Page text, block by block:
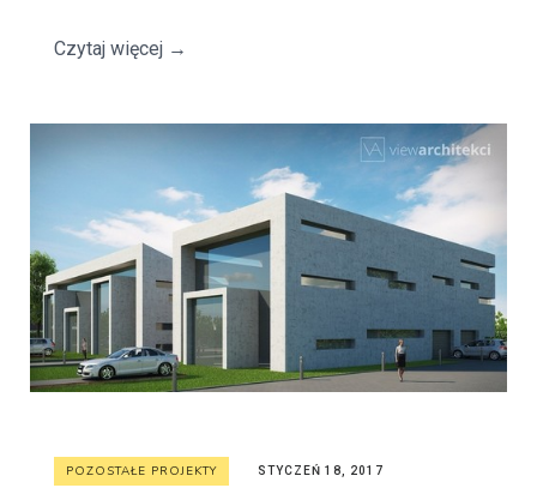
Czytaj więcej →
POZOSTAŁE PROJEKTY STYCZEŃ 18, 2017